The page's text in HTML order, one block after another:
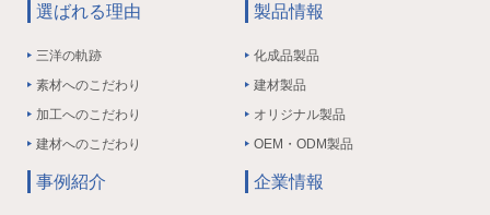
選ばれる理由
三洋の軌跡
素材へのこだわり
加工へのこだわり
建材へのこだわり
製品情報
化成品製品
建材製品
オリジナル製品
OEM・ODM製品
事例紹介 企業情報